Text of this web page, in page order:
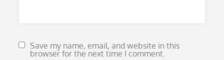
Save my name, email, and website in this
browser for the next time I comment.